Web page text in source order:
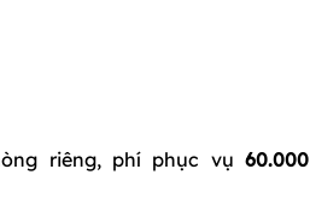
riêng, phí phục vụ60.000